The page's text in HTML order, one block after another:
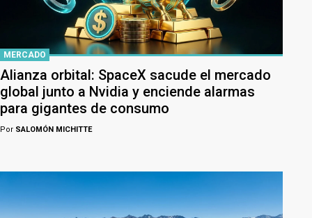
MERCADO
Alianza orbital: SpaceX sacude el mercado
global junto a Nvidia y enciende alarmas
para gigantes de consumo
Por SALOMÓN MICHITTE